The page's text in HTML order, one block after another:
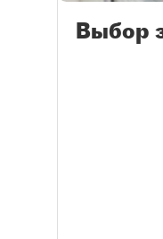
Выбор